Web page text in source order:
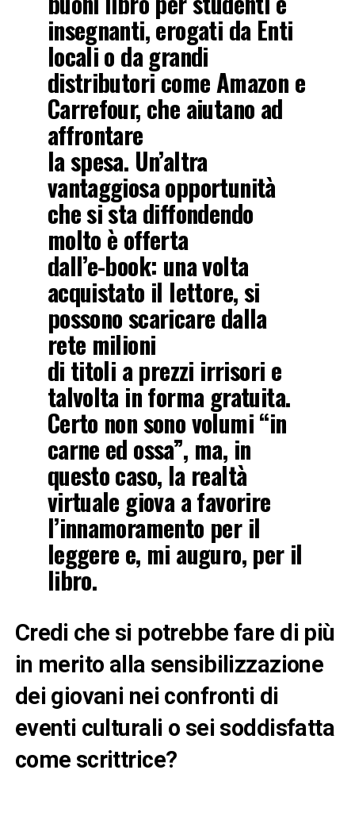
insegnanti, erogati da Enti
locali o da grandi
distributori come Amazon e
Carrefour, che aiutano ad
affrontare
la spesa. Un’altra
vantaggiosa opportunità
che si sta diffondendo
molto è offerta
dall’e-book: una volta
acquistato il lettore, si
possono scaricare dalla
rete milioni
di titoli a prezzi irrisori e
talvolta in forma gratuita.
Certo non sono volumi “in
carne ed ossa”, ma, in
questo caso, la realtà
virtuale giova a favorire
l’innamoramento per il
leggere e, mi auguro, per il
libro.
Credi che si potrebbe fare di più
in merito alla sensibilizzazione
dei giovani nei confronti di
eventi culturali o sei soddisfatta
come scrittrice?